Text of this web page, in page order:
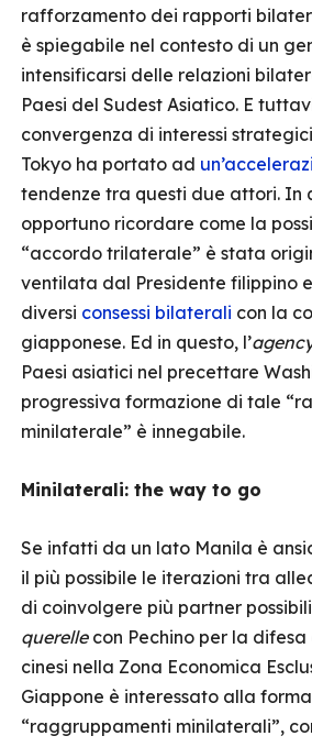
rafforzamento dei rapporti
è spiegabile nel contesto di un
intensificarsi delle relazioni
Paesi del Sudest Asiatico. E
convergenza di interessi
Tokyo ha portato ad
tendenze tra questi due attori. In
opportuno ricordare come la
“accordo trilaterale” è stata
ventilata dal Presidente filippino
diversi consessi bilaterali con la
giapponese. Ed in questo, l’
Paesi asiatici nel precettare
progressiva formazione di tale
minilaterale” è innegabile.
Minilaterali: the way to go
Se infatti da un lato Manila è
il più possibile le iterazioni tra
di coinvolgere più partner
querellecon Pechino per la
cinesi nella Zona Economica
Giappone è interessato alla
“raggruppamenti minilaterali”,